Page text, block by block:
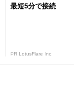
最短5分で接続
PR LotusFlare Inc